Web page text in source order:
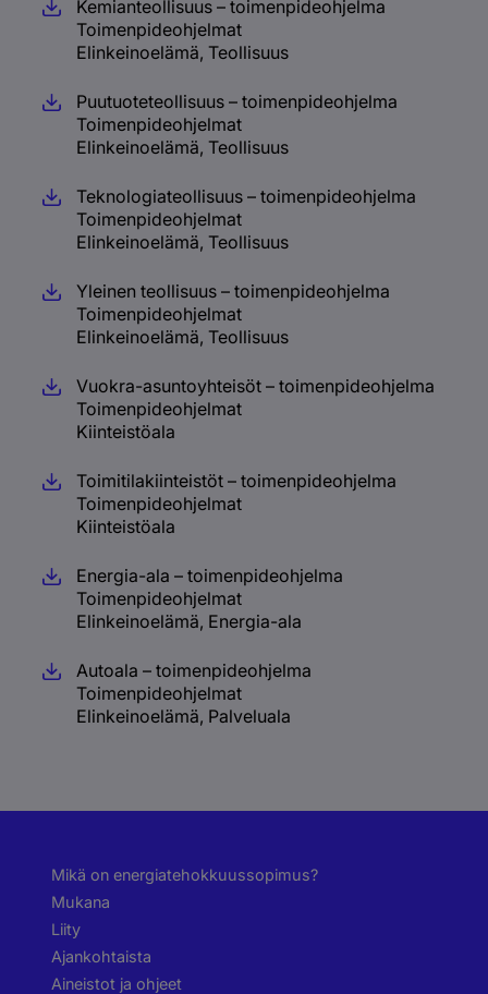
Kemianteollisuus – toimenpideohjelma
Toimenpideohjelmat
Elinkeinoelämä, Teollisuus
Puutuoteteollisuus – toimenpideohjelma
Toimenpideohjelmat
Elinkeinoelämä, Teollisuus
Teknologiateollisuus – toimenpideohjelma
Toimenpideohjelmat
Elinkeinoelämä, Teollisuus
Yleinen teollisuus – toimenpideohjelma
Toimenpideohjelmat
Elinkeinoelämä, Teollisuus
Vuokra-asuntoyhteisöt – toimenpideohjelma
Toimenpideohjelmat
Kiinteistöala
Toimitilakiinteistöt – toimenpideohjelma
Toimenpideohjelmat
Kiinteistöala
Energia-ala – toimenpideohjelma
Toimenpideohjelmat
Elinkeinoelämä, Energia-ala
Autoala – toimenpideohjelma
Toimenpideohjelmat
Elinkeinoelämä, Palveluala
Mikä on energiatehokkuussopimus?
Mukana
Liity
Ajankohtaista
Aineistot ja ohjeet